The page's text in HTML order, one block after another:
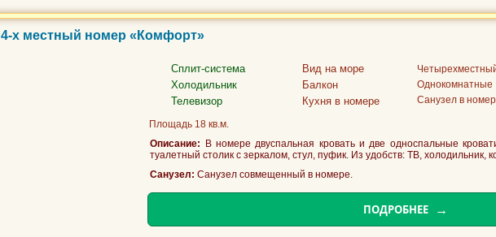
4-х местный номер «Комфорт»
Сплит-система
Холодильник
Телевизор
Вид на море
Балкон
Кухня в номере
Однокомнатные
Санузел в
Площадь 18 кв.м.
Описание: В номере двуспальная кровать и две односпальные
туалетный столик с зеркалом, стул, пуфик. Из удобств: ТВ, холодильник,
Санузел: Санузел совмещенный в номере.
ПОДРОБНЕЕ